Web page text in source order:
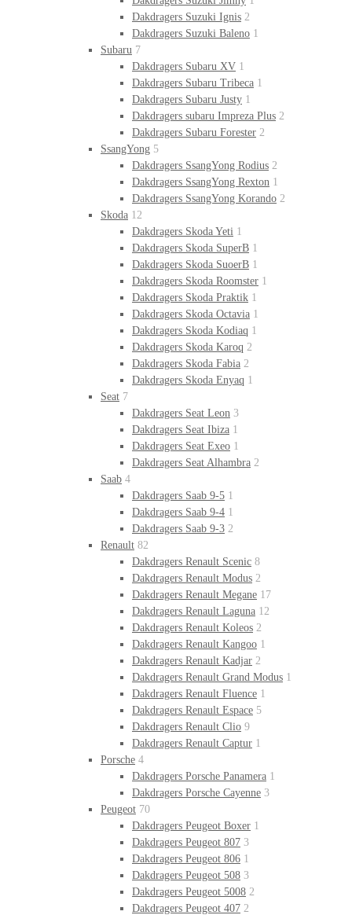
Dakdragers Suzuki Ignis 2
Dakdragers Suzuki Baleno 1
Subaru 7
Dakdragers Subaru XV 1
Dakdragers Subaru Tribeca 1
Dakdragers Subaru Justy 1
Dakdragers subaru Impreza Plus 2
Dakdragers Subaru Forester 2
SsangYong 5
Dakdragers SsangYong Rodius 2
Dakdragers SsangYong Rexton 1
Dakdragers SsangYong Korando 2
Skoda 12
Dakdragers Skoda Yeti 1
Dakdragers Skoda SuperB 1
Dakdragers Skoda SuoerB 1
Dakdragers Skoda Roomster 1
Dakdragers Skoda Praktik 1
Dakdragers Skoda Octavia 1
Dakdragers Skoda Kodiaq 1
Dakdragers Skoda Karoq 2
Dakdragers Skoda Fabia 2
Dakdragers Skoda Enyaq 1
Seat 7
Dakdragers Seat Leon 3
Dakdragers Seat Ibiza 1
Dakdragers Seat Exeo 1
Dakdragers Seat Alhambra 2
Saab 4
Dakdragers Saab 9-5 1
Dakdragers Saab 9-4 1
Dakdragers Saab 9-3 2
Renault 82
Dakdragers Renault Scenic 8
Dakdragers Renault Modus 2
Dakdragers Renault Megane 17
Dakdragers Renault Laguna 12
Dakdragers Renault Koleos 2
Dakdragers Renault Kangoo 1
Dakdragers Renault Kadjar 2
Dakdragers Renault Grand Modus 1
Dakdragers Renault Fluence 1
Dakdragers Renault Espace 5
Dakdragers Renault Clio 9
Dakdragers Renault Captur 1
Porsche 4
Dakdragers Porsche Panamera 1
Dakdragers Porsche Cayenne 3
Peugeot 70
Dakdragers Peugeot Boxer 1
Dakdragers Peugeot 807 3
Dakdragers Peugeot 806 1
Dakdragers Peugeot 508 3
Dakdragers Peugeot 5008 2
Dakdragers Peugeot 407 2